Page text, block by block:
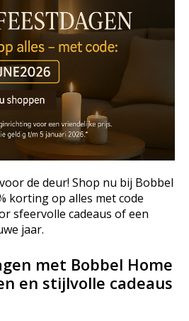
de deur! Shop nu bij Bobbel
korting op alles met code
sfeervolle cadeaus of een
jaar.
met Bobbel Home
en stijlvolle cadeaus